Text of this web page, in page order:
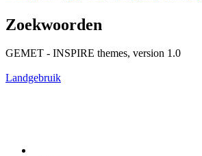
Zoekwoorden
GEMET - INSPIRE themes, version 1.0
Landgebruik